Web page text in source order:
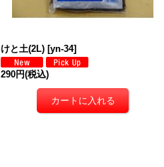
けと土(2L) [yn-34]
290円(税込)